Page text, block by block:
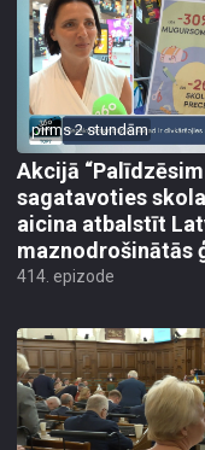
pirms 2 stundām
Akcijā “Palīdzēsim
sagatavoties
aicina atbalstīt
maznodrošinātās
414. epizode